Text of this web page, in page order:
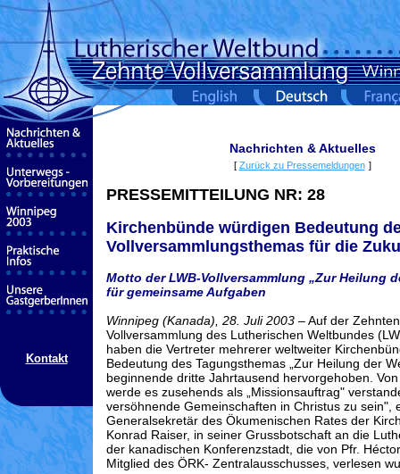
Kontakt
Nachrichten & Aktuelles
[ Zurück zu Pressemeldungen ]
PRESSEMITTEILUNG NR: 28
Kirchenbünde würdigen Bedeutung
Vollversammlungsthemas für die
Motto der LWB-Vollversammlung „Zur Heilung
für gemeinsame Aufgaben
Winnipeg (Kanada), 28. Juli 2003 – Auf der Zehnten
Vollversammlung des Lutherischen Weltbundes
haben die Vertreter mehrerer weltweiter
Bedeutung des Tagungsthemas „Zur Heilung der
beginnende dritte Jahrtausend hervorgehoben.
werde es zusehends als „Missionsauftrag"
versöhnende Gemeinschaften in Christus zu sein",
Generalsekretär des Ökumenischen Rates der
Konrad Raiser, in seiner Grussbotschaft an die
der kanadischen Konferenzstadt, die von Pfr.
Mitglied des ÖRK- Zentralausschusses, verlesen